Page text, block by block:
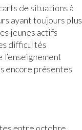
de situations à
ayant toujours plus
jeunes actifs
difficultés
l’enseignement
encore présentes